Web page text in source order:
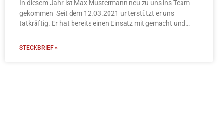
In diesem Jahr ist Max Mustermann neu zu uns ins Team
gekommen. Seit dem 12.03.2021 unterstützt er uns
tatkräftig. Er hat bereits einen Einsatz mit gemacht und
STECKBRIEF »